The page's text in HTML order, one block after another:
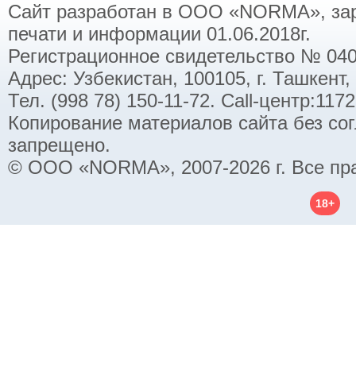
Сайт разработан в ООО «NORMA»,
печати и информации 01.06.2018г.
Регистрационное свидетельство №
Адрес: Узбекистан, 100105, г.
Тел. (998 78) 150-11-72. Call-
Копирование материалов сайта без
запрещено.
© ООО «NORMA», 2007-2026 г. Все
18+